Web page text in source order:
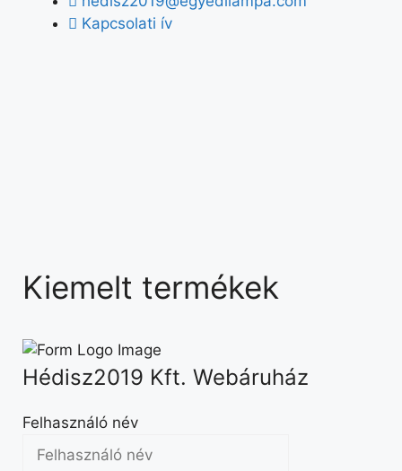
Kapcsolati ív
Kiemelt termékek
Hédisz2019 Kft. Webáruház
Felhasználó név